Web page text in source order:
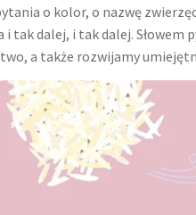
o kolor, o nazwę
dalej, i tak dalej. Słowem
a także rozwijamy